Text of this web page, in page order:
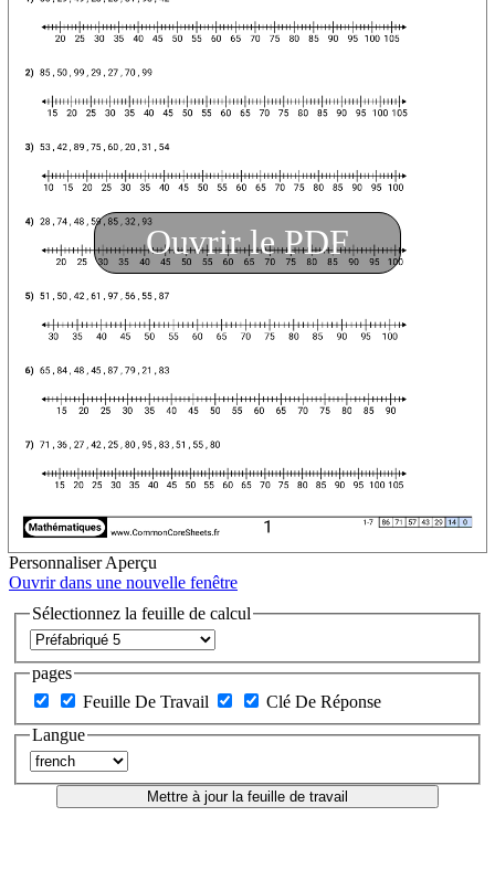
Ouvrir le PDF
Personnaliser Aperçu
Ouvrir dans une nouvelle fenêtre
Sélectionnez la feuille de calcul
pages
Feuille De Travail
Clé De Réponse
Langue
Mettre à jour la feuille de travail